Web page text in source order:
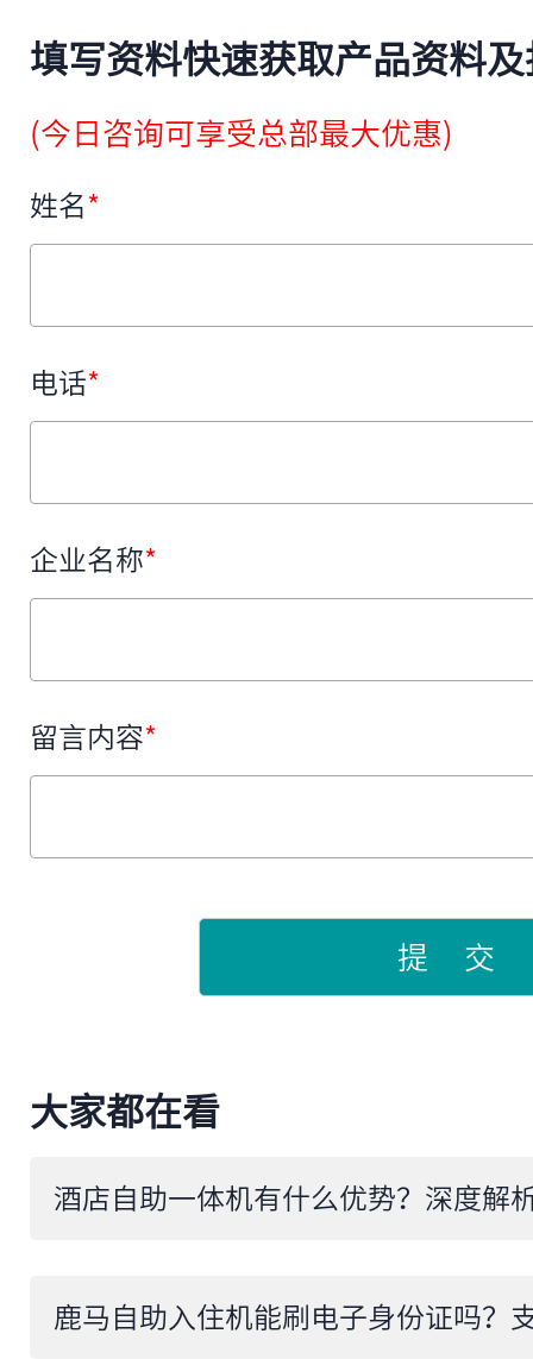
填写资料快速获取产品资料
(今日咨询可享受总部最大优惠)
姓名*
电话*
企业名称*
留言内容*
提 交
大家都在看